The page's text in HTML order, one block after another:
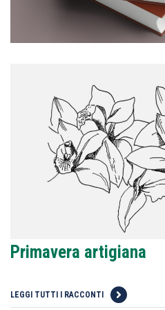
Primavera artigiana
LEGGI TUTTI I RACCONTI